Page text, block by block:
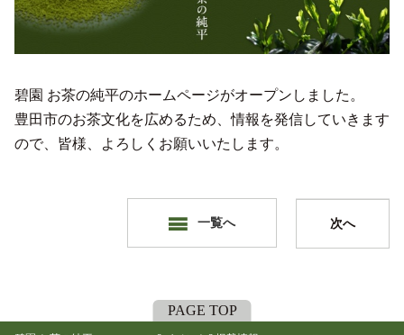
碧園 お茶の純平のホームページがオープンしました。
豊田市のお茶文化を広めるため、情報を発信していきます
ので、皆様、よろしくお願いいたします。
一覧へ 次へ
PAGE TOP